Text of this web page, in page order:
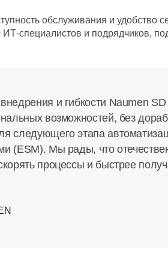
обслуживания и удобство
ИТ-специалистов и подрядчиков,
и гибкости Naumen
возможностей, без
следующего этапа
(ESM). Мы рады, что
процессы и быстрее